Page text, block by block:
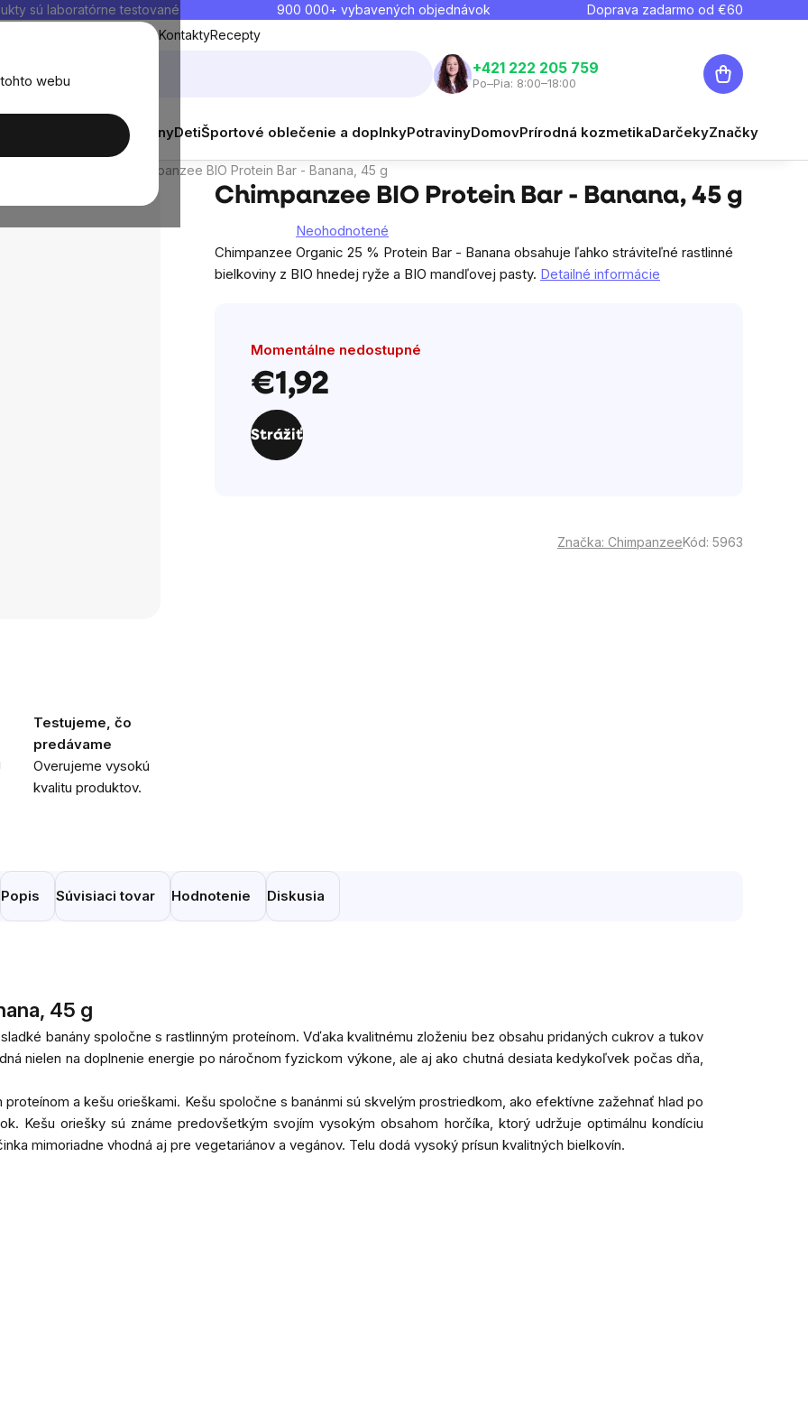
webu
sú laboratórne testované 900 000+ vybavených objednávok Doprava zadarmo od €60
Doprava a platbaKontaktyRecepty
+421 222 205 759
Po–Pia: 8:00–18:00
Nákupný
košík
Muži ŽenyDetiŠportové oblečenie a doplnkyPotravinyDomovPrírodná kozmetikaDarčekyZnačky
Chimpanzee BIO Protein Bar - Banana, 45 g
Chimpanzee BIO Protein Bar - Banana, 45 g
hodnotenie
produktu
hviezdičiek.
Neohodnotené
Testujeme, čo
predávame
Overujeme vysokú
kvalitu produktov.
Chimpanzee Organic 25 % Protein Bar - Banana obsahuje ľahko stráviteľné rastlinné
bielkoviny z BIO hnedej ryže a BIO mandľovej pasty. Detailné informácie
Momentálne nedostupné
€1,92
Strážiť
Značka: ChimpanzeeKód: 5963
Popis Súvisiaci tovar Hodnotenie Diskusia
€1,92Strážiť
45 g
banány spoločne s rastlinným proteínom. Vďaka kvalitnému zloženiu bez obsahu pridaných cukrov a tukov
nielen na doplnenie energie po náročnom fyzickom výkone, ale aj ako chutná desiata kedykoľvek počas dňa,
a kešu orieškami. Kešu spoločne s banánmi sú skvelým prostriedkom, ako efektívne zažehnať hlad po
Kešu oriešky sú známe predovšetkým svojím vysokým obsahom horčíka, ktorý udržuje optimálnu kondíciu
mimoriadne vhodná aj pre vegetariánov a vegánov. Telu dodá vysoký prísun kvalitných bielkovín.